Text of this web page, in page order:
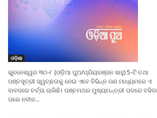
ଓଡ଼ିଶା
ଭୁବନେଶ୍ୱର ୩୦-୮ (ଓଡ଼ିଆ ପୁଅ/ପ୍ରିୟରଞ୍ଜନ ସାହୁ) 5-ଟି ତଥା
ପଞ୍ଚସୂତ୍ରୀ ସ୍ୱଚ୍ଛତାକୁ ନେଇ ଏବେ ବିଭିନ୍ନ ଗଣ ମାଧ୍ୟମରେ ଏ
ବାବଦରେ ଚର୍ଚ୍ଚା ଚାଲିଛି। ପଞ୍ଚମଥର ମୁଖ୍ୟମନ୍ତ୍ରୀ ପଦରେ ବସିବା
ପରେ ନବୀନ...